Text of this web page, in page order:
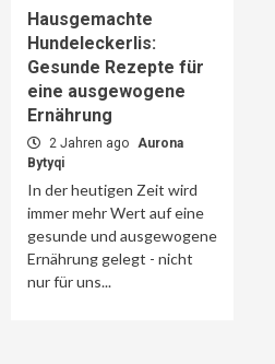
Hausgemachte
Hundeleckerlis:
Gesunde Rezepte für
eine ausgewogene
Ernährung
2 Jahren ago Aurona
Bytyqi
In der heutigen Zeit wird
immer mehr Wert auf eine
gesunde und ausgewogene
Ernährung gelegt - nicht
nur für uns...